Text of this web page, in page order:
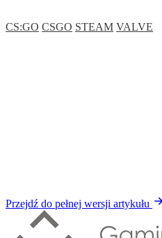
CS:GO CSGO STEAM VALVE
Przejdź do pełnej wersji artykułu